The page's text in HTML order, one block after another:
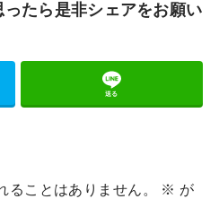
たら是非シェアをお願い
送る
ることはありません。 ※ が